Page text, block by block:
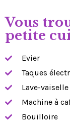
Vous
petite
Evier
Taques
Lave-vaiselle
Machine à
Bouilloire